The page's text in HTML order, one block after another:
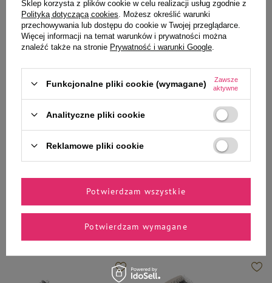
Over Zoo
Over Zoo Obcinacz gilotyna do
- +
Do koszyka
Over Zoo Trymer hakowy do
rozczesywania i pielęgnacji
- +
Do koszyka
Sklep korzysta z plików cookie w celu realizacji usług zgodnie z
Polityką dotyczącą cookies . Możesz określić warunki
przechowywania lub dostępu do cookie w Twojej przeglądarce.
Więcej informacji na temat warunków i prywatności można
znaleźć także na stronie Prywatność i warunki Google
Funkcjonalne pliki cookie (wymagane)
Zawsze
aktywne
Analityczne pliki cookie
Reklamowe pliki cookie
Potwierdzam wymagane
Potwierdzam wszystkie